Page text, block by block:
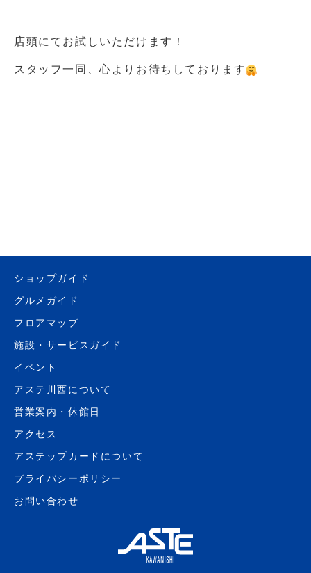
店頭にてお試しいただけます！
スタッフ一同、心よりお待ちしております
ショップガイド
グルメガイド
フロアマップ
施設・サービスガイド
イベント
アステ川西について
営業案内・休館日
アクセス
アステップカードについて
プライバシーポリシー
お問い合わせ